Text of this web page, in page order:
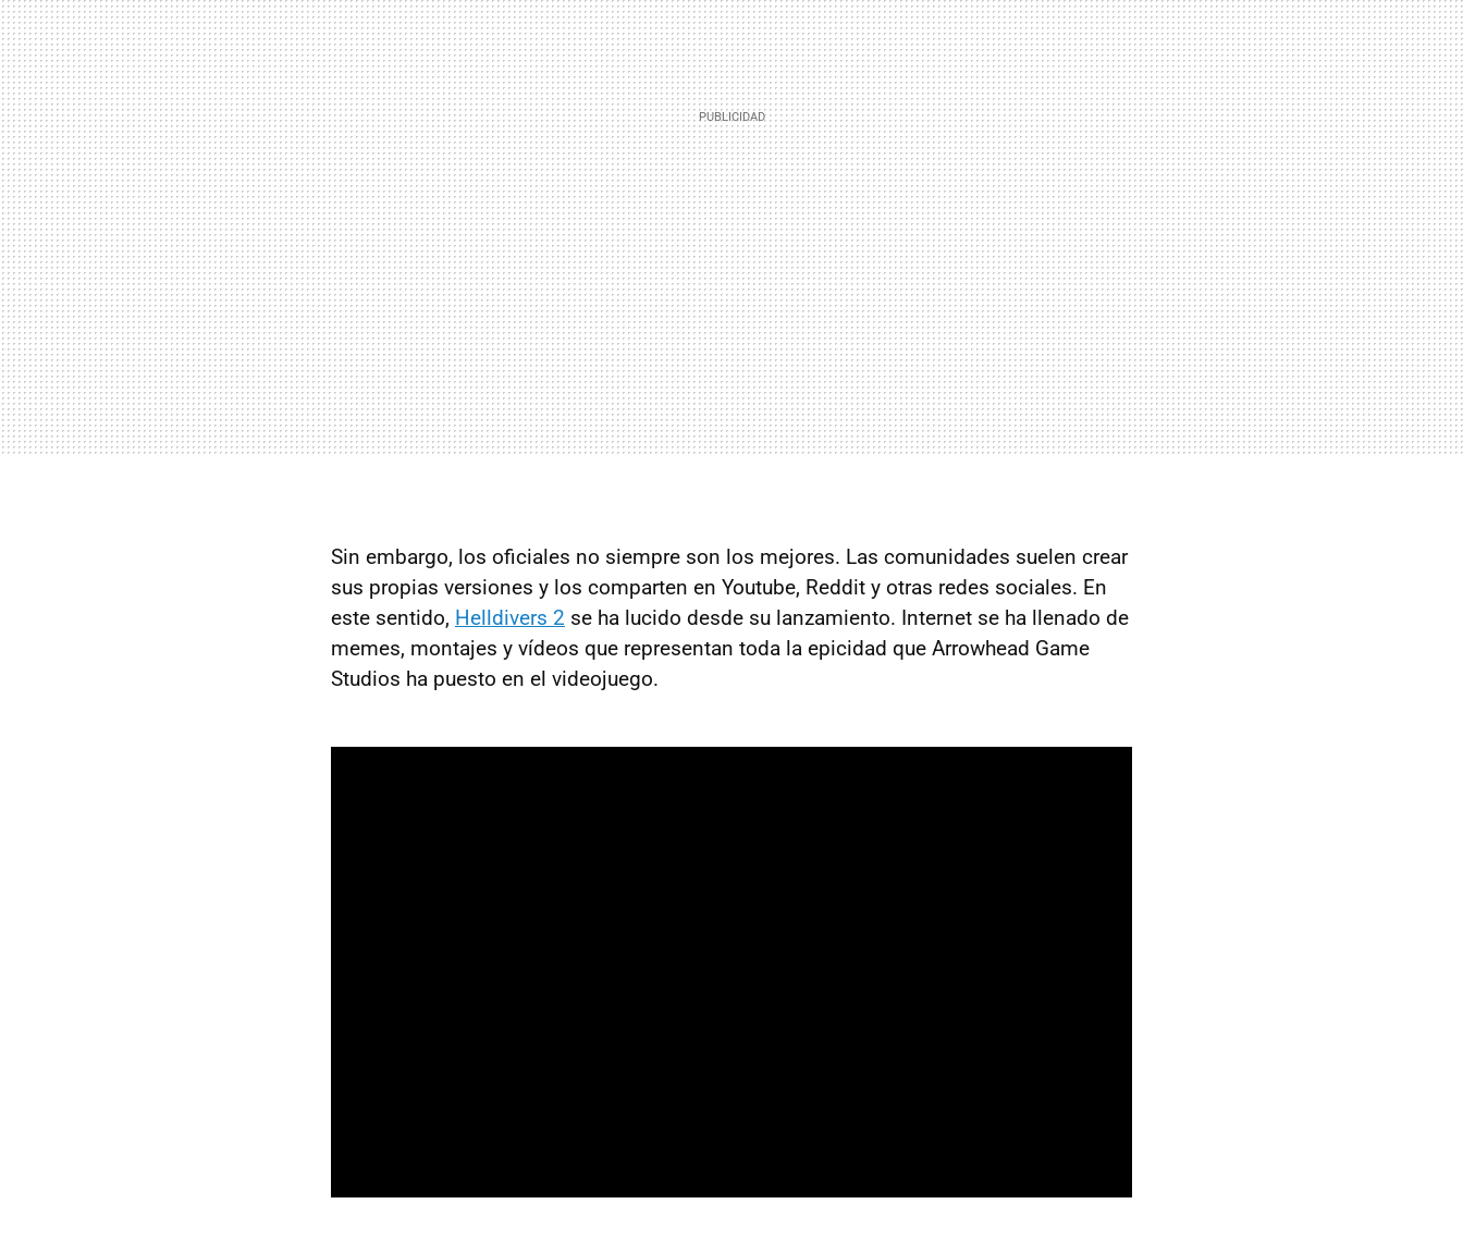
Sin embargo, los oficiales no siempre son los mejores. Las comunidades suelen crear
sus propias versiones y los comparten en Youtube, Reddit y otras redes sociales. En
este sentido, Helldivers 2 se ha lucido desde su lanzamiento. Internet se ha llenado de
memes, montajes y vídeos que representan toda la epicidad que Arrowhead Game
Studios ha puesto en el videojuego.